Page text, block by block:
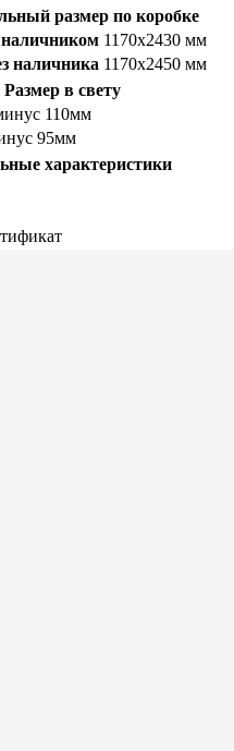
размер по коробке
1170х2430 мм
наличника 1170х2450 мм
Размер в свету
110мм
95мм
характеристики